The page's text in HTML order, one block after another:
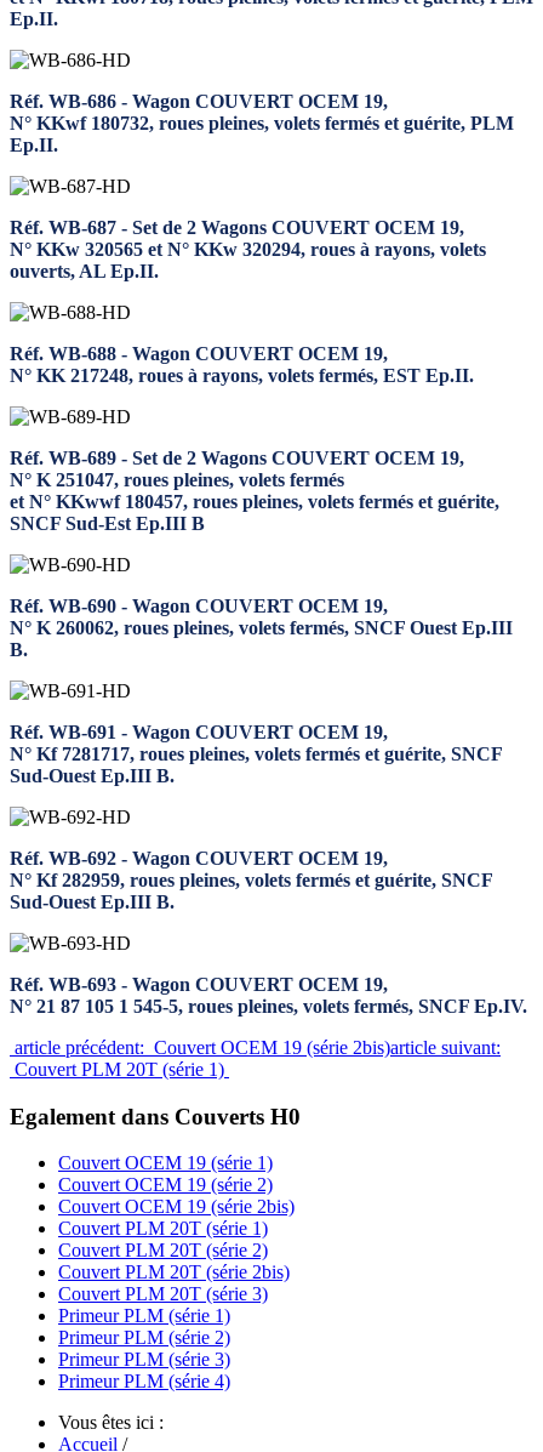
Ep.II.
Réf. WB-686 - Wagon COUVERT OCEM 19,
N° KKwf 180732, roues pleines, volets fermés et guérite, PLM
Ep.II.
Réf. WB-687 - Set de 2 Wagons COUVERT OCEM 19,
N° KKw 320565 et N° KKw 320294, roues à rayons, volets
ouverts, AL Ep.II.
Réf. WB-688 - Wagon COUVERT OCEM 19,
N° KK 217248, roues à rayons, volets fermés, EST Ep.II.
Réf. WB-689 - Set de 2 Wagons COUVERT OCEM 19,
N° K 251047, roues pleines, volets fermés
et N° KKwwf 180457, roues pleines, volets fermés et guérite,
SNCF Sud-Est Ep.III B
Réf. WB-690 - Wagon COUVERT OCEM 19,
N° K 260062, roues pleines, volets fermés, SNCF Ouest Ep.III
B.
Réf. WB-691 - Wagon COUVERT OCEM 19,
N° Kf 7281717, roues pleines, volets fermés et guérite, SNCF
Sud-Ouest Ep.III B.
Réf. WB-692 - Wagon COUVERT OCEM 19,
N° Kf 282959, roues pleines, volets fermés et guérite, SNCF
Sud-Ouest Ep.III B.
Réf. WB-693 - Wagon COUVERT OCEM 19,
N° 21 87 105 1 545-5, roues pleines, volets fermés, SNCF Ep.IV.
article précédent: Couvert OCEM 19 (série 2bis)article suivant:
Couvert PLM 20T (série 1)
Egalement dans Couverts H0
Couvert OCEM 19 (série 1)
Couvert OCEM 19 (série 2)
Couvert OCEM 19 (série 2bis)
Couvert PLM 20T (série 1)
Couvert PLM 20T (série 2)
Couvert PLM 20T (série 2bis)
Couvert PLM 20T (série 3)
Primeur PLM (série 1)
Primeur PLM (série 2)
Primeur PLM (série 3)
Primeur PLM (série 4)
Vous êtes ici :
Accueil /